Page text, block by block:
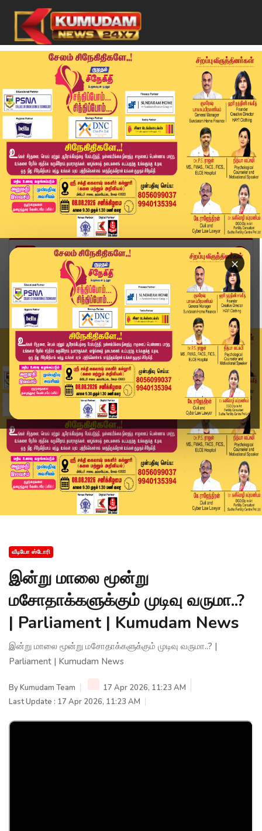
×
Home
வீடியோ ஸ்டோரி
இன்று மாலை மூன்று மசோதாக்களுக்கும் முடிவு வருமா...
வீடியோ ஸ்டோரி
இன்று மாலை மூன்று
மசோதாக்களுக்கும் முடிவு வருமா..?
| Parliament | Kumudam News
இன்று மாலை மூன்று மசோதாக்களுக்கும் முடிவு வருமா..? |
Parliament | Kumudam News
ByKumudam Team
17 Apr 2026, 11:23 AM
Last Update : 17 Apr 2026, 11:23 AM